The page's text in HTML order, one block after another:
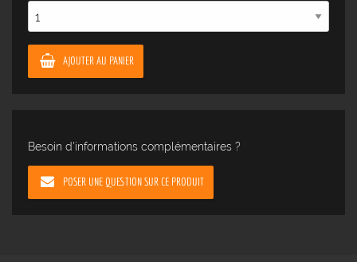
AJOUTER AU PANIER
Besoin d'informations complémentaires ?
POSER UNE QUESTION SUR CE PRODUIT